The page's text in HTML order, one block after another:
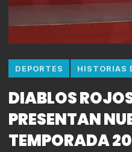
DEPORTES HISTORIAS
DIABLOS
PRESENTAN
TEMPORADA